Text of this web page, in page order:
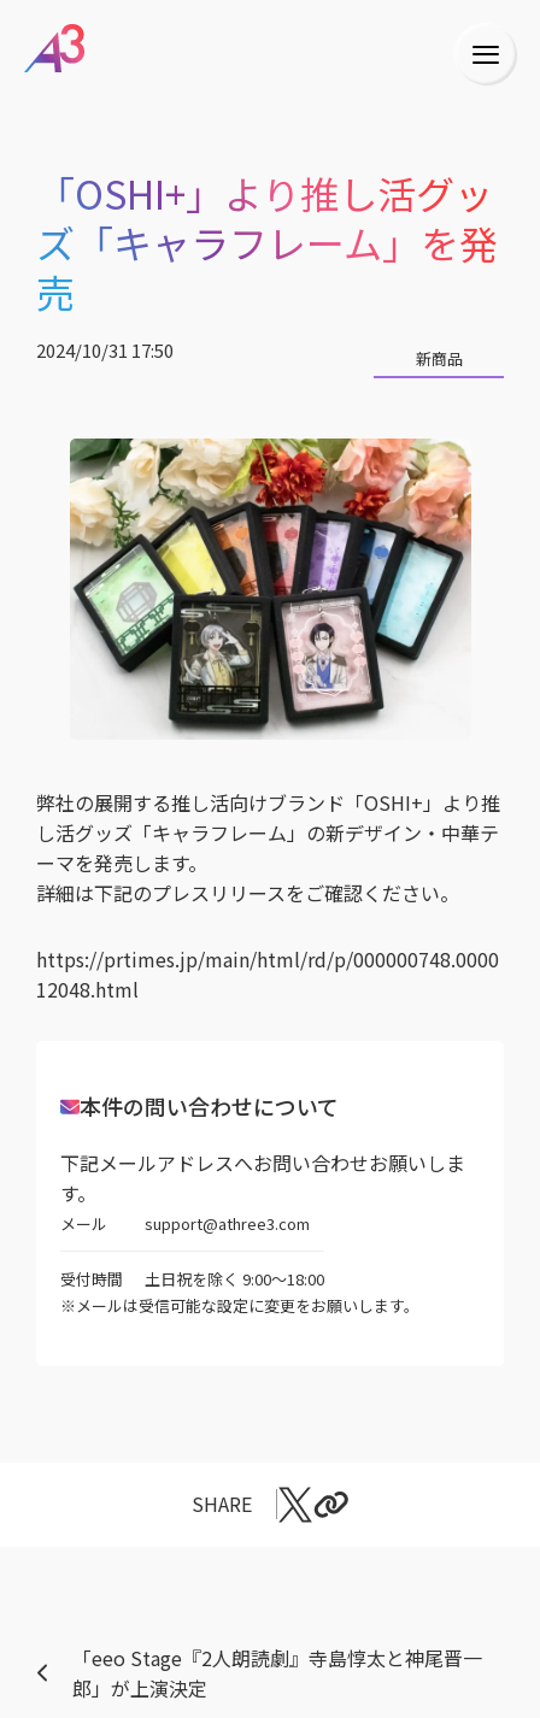
「OSHI+」より推し活グッ
ズ「キャラフレーム」を発
売
2024/10/31 17:50 新商品
弊社の展開する推し活向けブランド「OSHI+」より推
し活グッズ「キャラフレーム」の新デザイン・中華テ
ーマを発売します。
詳細は下記のプレスリリースをご確認ください。
https://prtimes.jp/main/html/rd/p/000000748.0000
12048.html
本件の問い合わせについて
下記メールアドレスへお問い合わせお願いしま
す。
メール support@athree3.com
受付時間
土日祝を除く 9:00～18:00
※メールは受信可能な設定に変更をお願いします。
SHARE
「eeo Stage『2人朗読劇』寺島惇太と神尾晋一
郎」が上演決定